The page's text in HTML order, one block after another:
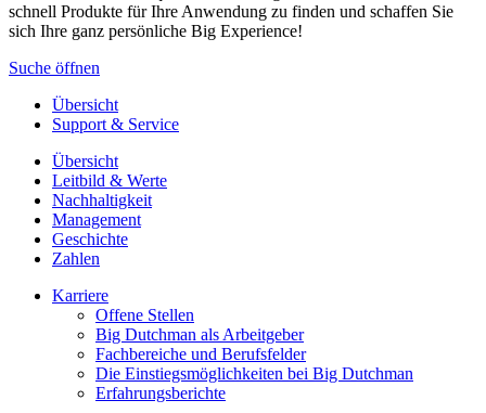
schnell Produkte für Ihre Anwendung zu finden und schaffen Sie
sich Ihre ganz persönliche Big Experience!
Suche öffnen
Übersicht
Support & Service
Übersicht
Leitbild & Werte
Nachhaltigkeit
Management
Geschichte
Zahlen
Karriere
Offene Stellen
Big Dutchman als Arbeitgeber
Fachbereiche und Berufsfelder
Die Einstiegsmöglichkeiten bei Big Dutchman
Erfahrungsberichte